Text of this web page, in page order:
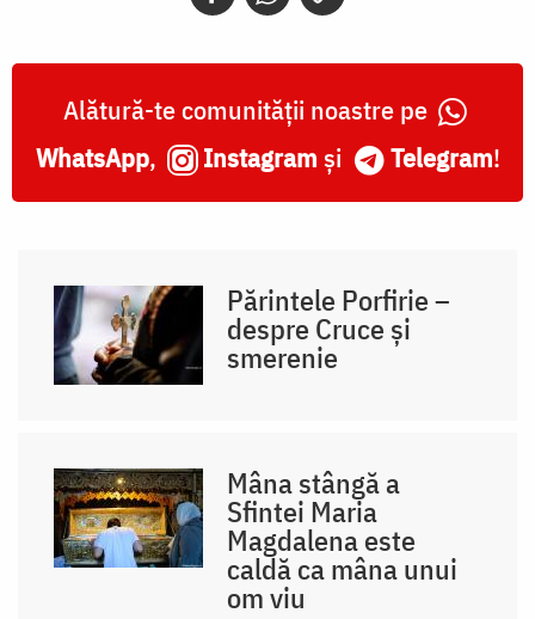
Alătură-te comunității noastre pe
WhatsApp, Instagram și Telegram!
Părintele Porfirie –
despre Cruce și
smerenie
Mâna stângă a
Sfintei Maria
Magdalena este
caldă ca mâna unui
om viu